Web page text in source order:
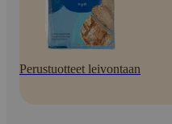
Perustuotteet leivontaan